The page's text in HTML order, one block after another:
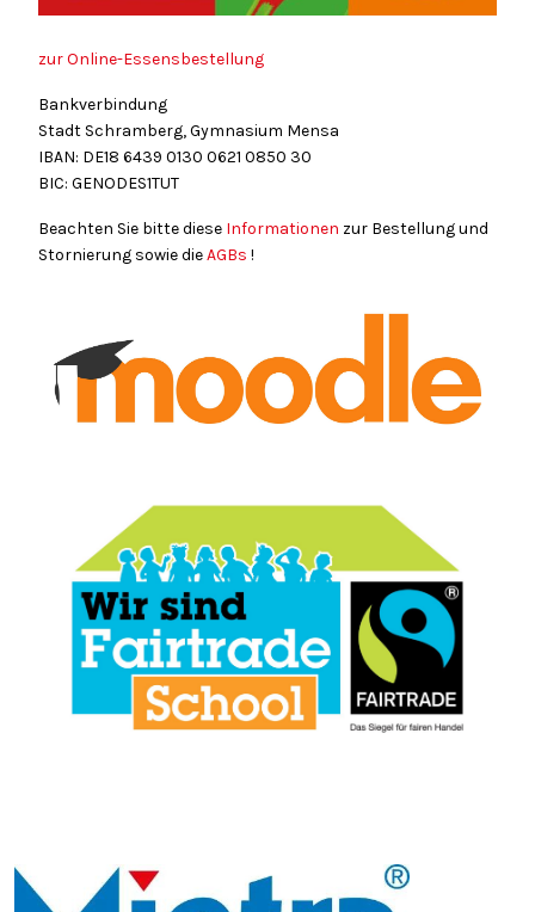
zur Online-Essensbestellung
Bankverbindung
Stadt Schramberg, Gymnasium Mensa
IBAN: DE18 6439 0130 0621 0850 30
BIC: GENODES1TUT
Beachten Sie bitte diese Informationen zur Bestellung und
Stornierung sowie dieAGBs !